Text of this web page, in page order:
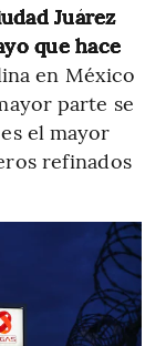
Juárez
que hace
en México
parte se
el mayor
refinados